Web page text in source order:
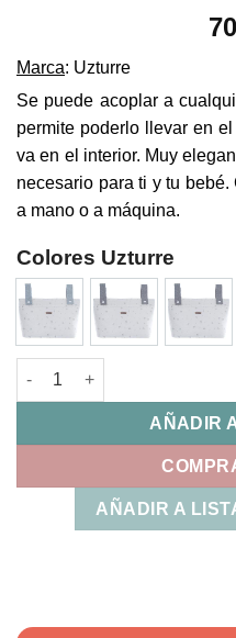
Marca: Uzturre
Se puede acoplar a
permite poderlo llevar en
va en el interior. Muy
necesario para ti y tu
a mano o a máquina.
Colores Uzturre
Bolso Crossbody Clea
AÑADIR
AÑADIR A